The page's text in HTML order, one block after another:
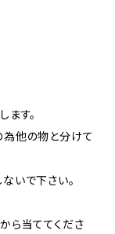
す。
他の物と分けて
いで下さい。
ら当ててくださ